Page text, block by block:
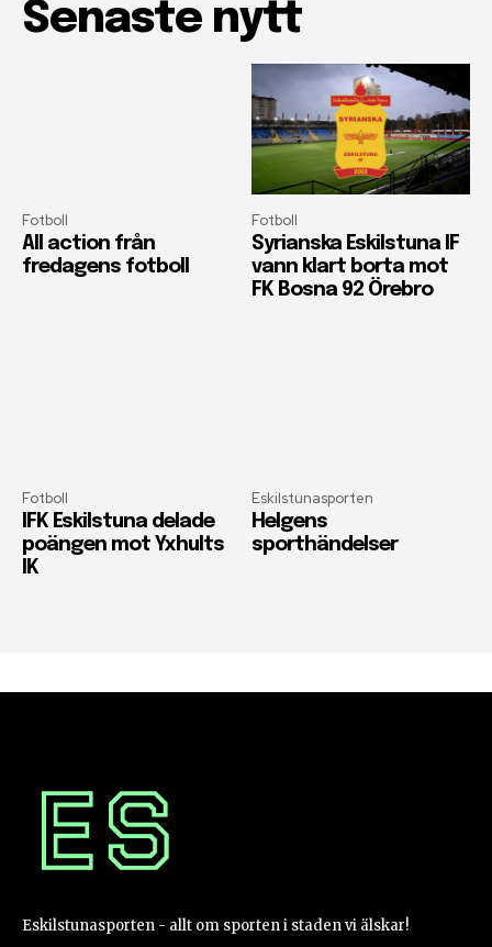
Senaste nytt
Fotboll
All action från
fredagens fotboll
Fotboll
Syrianska Eskilstuna IF
vann klart borta mot
FK Bosna 92 Örebro
Fotboll
IFK Eskilstuna delade
poängen mot Yxhults
IK
Eskilstunasporten
Helgens
sporthändelser
Eskilstunasporten - allt om sporten i staden vi älskar!